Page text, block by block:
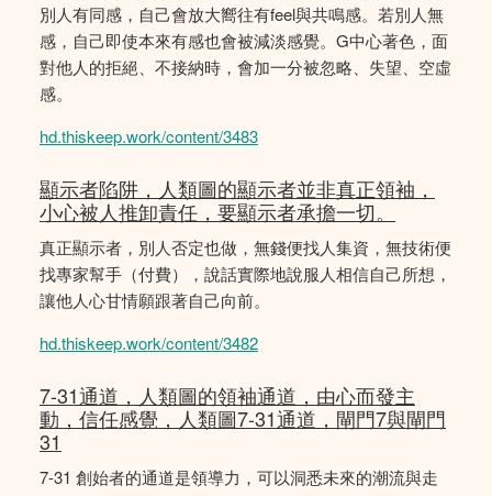
別人有同感，自己會放大嚮往有feel與共鳴感。若別人無
感，自己即使本來有感也會被減淡感覺。G中心著色，面
對他人的拒絕、不接納時，會加一分被忽略、失望、空虛
感。
hd.thiskeep.work/content/3483
顯示者陷阱，人類圖的顯示者並非真正領袖，
小心被人推卸責任，要顯示者承擔一切。
真正顯示者，別人否定也做，無錢便找人集資，無技術便
找專家幫手（付費），說話實際地說服人相信自己所想，
讓他人心甘情願跟著自己向前。
hd.thiskeep.work/content/3482
7-31通道，人類圖的領袖通道，由心而發主
動，信任感覺，人類圖7-31通道，閘門7與閘門
31
7-31 創始者的通道是領導力，可以洞悉未來的潮流與走